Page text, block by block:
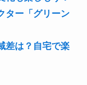
ター「グリーン
差は？自宅で楽